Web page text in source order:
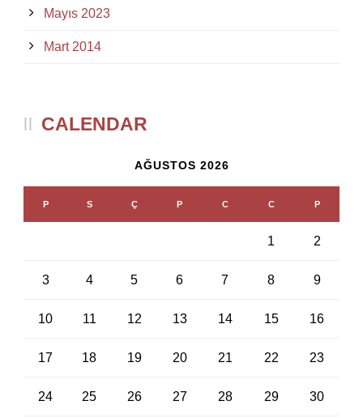
Mayıs 2023
Mart 2014
CALENDAR
AĞUSTOS 2026
P S Ç P C C P
1 2
3 4 5 6 7 8 9
10 11 12 13 14 15 16
17 18 19 20 21 22 23
24 25 26 27 28 29 30